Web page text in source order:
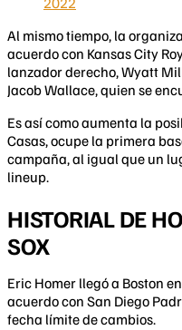
Al mismo tiempo, la
acuerdo con Kansas City
lanzador derecho, Wyatt
Jacob Wallace, quien se
Es así como aumenta la
Casas, ocupe la primera
campaña, al igual que un
lineup.
HISTORIAL DE
SOX
Eric Homer llegó a Boston
acuerdo con San Diego
fecha límite de cambios.